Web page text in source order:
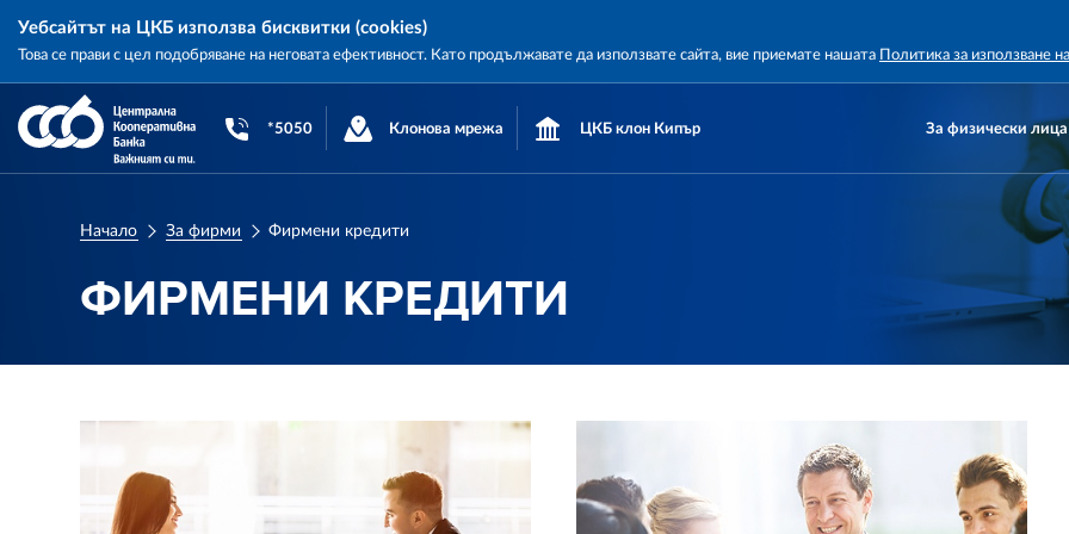
Уебсайтът на ЦКБ използва бисквитки (cookies)
Това се прави с цел подобряване на неговата ефективност. Като продължавате да използвате сайта, вие приемате нашата Политика за използване
Cooperative
*5050 Клонова мрежа ЦКБ клон Кипър За физически лица
Начало За фирми Фирмени кредити
ФИРМЕНИ КРЕДИТИ